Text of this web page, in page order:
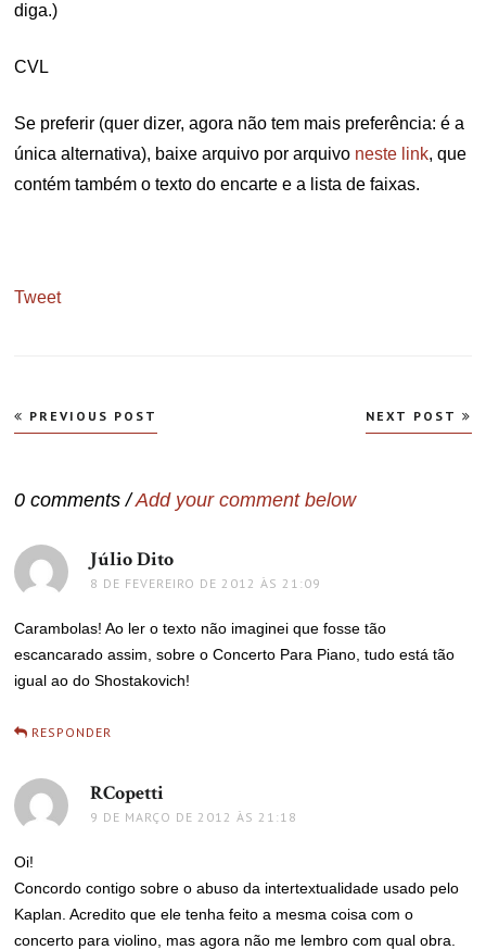
diga.)
CVL
Se preferir (quer dizer, agora não tem mais preferência: é a
única alternativa), baixe arquivo por arquivo neste link, que
contém também o texto do encarte e a lista de faixas.
Tweet
Navegação
de
PREVIOUS POST NEXT POST
0 comments /Add your comment below
Júlio Dito
8 DE FEVEREIRO DE 2012 ÀS 21:09
Carambolas! Ao ler o texto não imaginei que fosse tão
escancarado assim, sobre o Concerto Para Piano, tudo está tão
igual ao do Shostakovich!
RESPONDER
RCopetti
9 DE MARÇO DE 2012 ÀS 21:18
Oi!
Concordo contigo sobre o abuso da intertextualidade usado pelo
Kaplan. Acredito que ele tenha feito a mesma coisa com o
concerto para violino, mas agora não me lembro com qual obra.